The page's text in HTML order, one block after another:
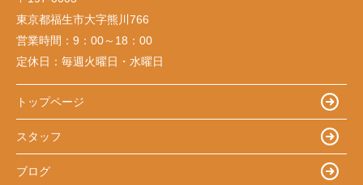
東京都福生市大字熊川766
営業時間： 9：00～18：00
定休日： 毎週火曜日・水曜日
トップページ
スタッフ
ブログ